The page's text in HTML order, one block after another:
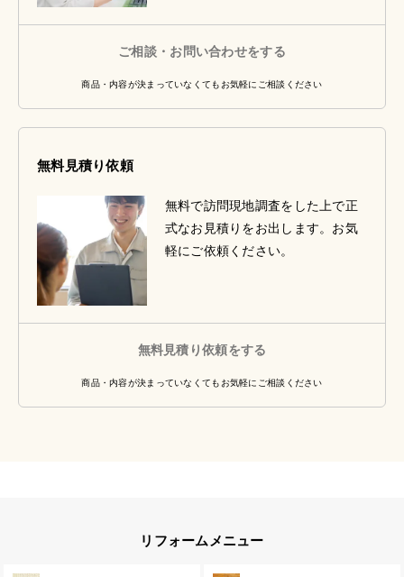
ご相談・お問い合わせをする
商品・内容が決まっていなくてもお気軽にご相談ください
無料見積り依頼
無料で訪問現地調査をした上で正
式なお見積りをお出します。お気
軽にご依頼ください。
無料見積り依頼をする
商品・内容が決まっていなくてもお気軽にご相談ください
リフォームメニュー